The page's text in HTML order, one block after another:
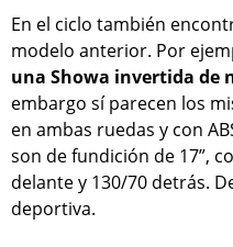
En el ciclo también
modelo anterior. Por
una Showa invertida de
embargo sí parecen los
en ambas ruedas y con
son de fundición de 17”,
delante y 130/70 detrás.
deportiva.